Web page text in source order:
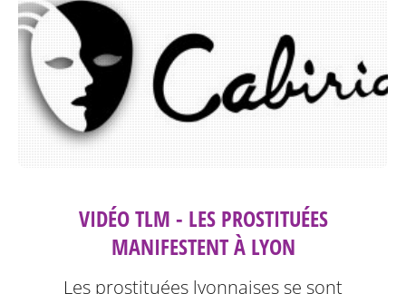
VIDÉO TLM - LES PROSTITUÉES
MANIFESTENT À LYON
Les prostituées lyonnaises se sont